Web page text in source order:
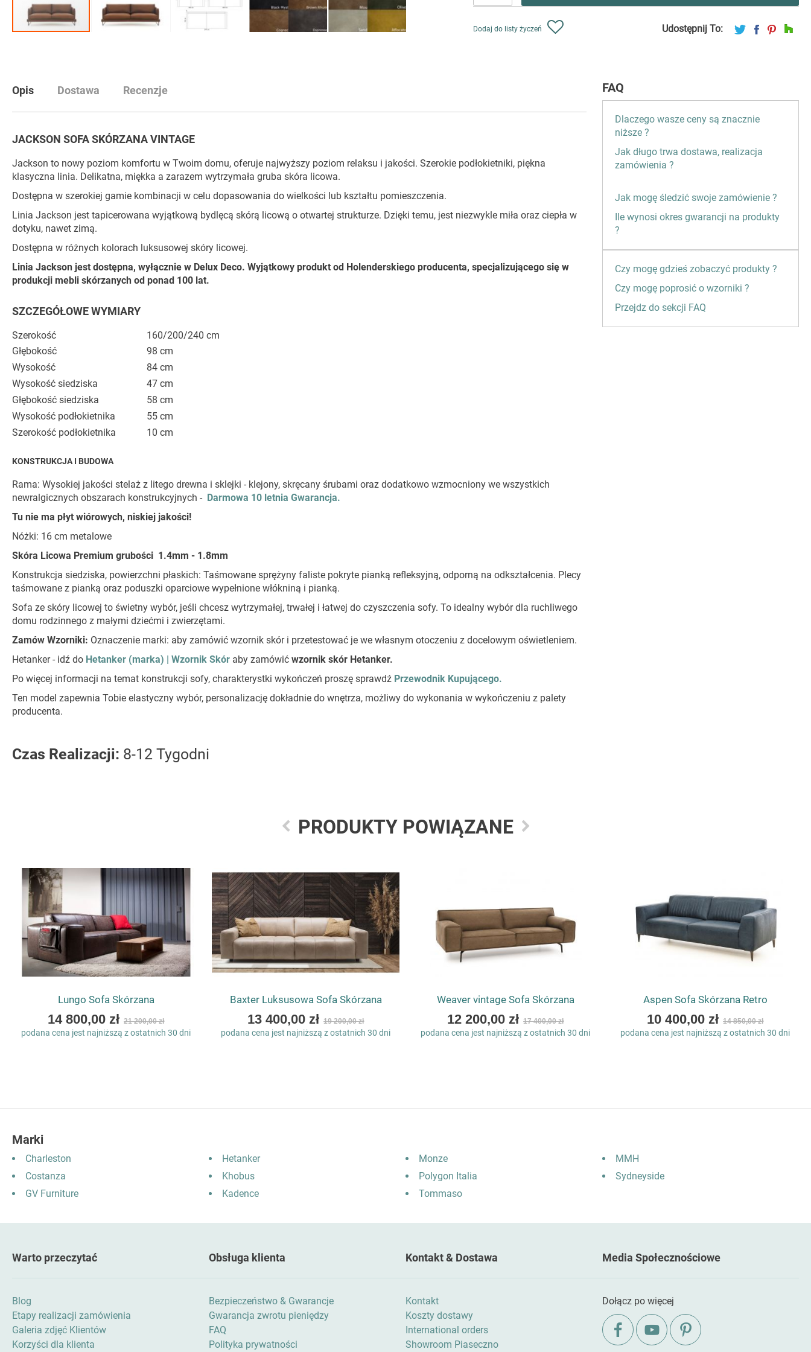
Dodaj do listy życzeń Udostępnij To:
Opis
JACKSON SOFA SKÓRZANA VINTAGE
Jackson to nowy poziom komfortu w Twoim domu, oferuje najwyższy poziom relaksu i jakości. Szerokie podłokietniki, piękna
klasyczna linia. Delikatna, miękka a zarazem wytrzymała gruba skóra licowa.
Dostępna w szerokiej gamie kombinacji w celu dopasowania do wielkości lub kształtu pomieszczenia.
Linia Jackson jest tapicerowana wyjątkową bydlęcą skórą licową o otwartej strukturze. Dzięki temu, jest niezwykle miła oraz ciepła w
dotyku, nawet zimą.
Dostępna w różnych kolorach luksusowej skóry licowej.
Linia Jackson jest dostępna, wyłącznie w Delux Deco. Wyjątkowy produkt od Holenderskiego producenta, specjalizującego się w
produkcji mebli skórzanych od ponad 100 lat.
SZCZEGÓŁOWE WYMIARY
Szerokość
160/200/240 cm
Głębokość
98 cm
Wysokość
84 cm
Wysokość siedziska
47 cm
Głębokość siedziska
58 cm
Wysokość podłokietnika
55 cm
Szerokość podłokietnika
10 cm
KONSTRUKCJA I BUDOWA
Rama: Wysokiej jakości stelaż z litego drewna i sklejki - klejony, skręcany śrubami oraz dodatkowo wzmocniony we wszystkich
newralgicznych obszarach konstrukcyjnych - Darmowa 10 letnia Gwarancja.
Tu nie ma płyt wiórowych, niskiej jakości!
Nóżki: 16 cm metalowe
Skóra Licowa Premium grubości 1.4mm - 1.8mm
Konstrukcja siedziska, powierzchni płaskich: Taśmowane sprężyny faliste pokryte pianką refleksyjną, odporną na odkształcenia. Plecy
taśmowane z pianką oraz poduszki oparciowe wypełnione włókniną i pianką.
Sofa ze skóry licowej to świetny wybór, jeśli chcesz wytrzymałej, trwałej i łatwej do czyszczenia sofy. To idealny wybór dla ruchliwego
domu rodzinnego z małymi dziećmi i zwierzętami.
Zamów Wzorniki: Oznaczenie marki: aby zamówić wzornik skór i przetestować je we własnym otoczeniu z docelowym oświetleniem.
Hetanker - idź do Hetanker (marka) | Wzornik Skór aby zamówić wzornik skór Hetanker.
Po więcej informacji na temat konstrukcji sofy, charakterystki wykończeń proszę sprawdź Przewodnik Kupującego.
Ten model zapewnia Tobie elastyczny wybór, personalizację dokładnie do wnętrza, możliwy do wykonania w wykończeniu z palety
producenta.
Czas Realizacji: 8-12 Tygodni
Dostawa Recenzje FAQ
Dlaczego wasze ceny są znacznie
niższe ?
Jak długo trwa dostawa, realizacja
zamówienia ?
Jak mogę śledzić swoje zamówienie ?
Ile wynosi okres gwarancji na produkty
?
Czy mogę gdzieś zobaczyć produkty ?
Czy mogę poprosić o wzorniki ?
Przejdz do sekcji FAQ
PRODUKTY POWIĄZANE
Lungo Sofa Skórzana
As
low
14 800,00 zł 21 200,00 zł
podana cena jest najniższą z ostatnich 30 dni
Baxter Luksusowa Sofa Skórzana
As
low
13 400,00 zł 19 200,00 zł
podana cena jest najniższą z ostatnich 30 dni
Weaver vintage Sofa Skórzana
As
low
12 200,00 zł 17 400,00 zł
podana cena jest najniższą z ostatnich 30 dni
Aspen Sofa Skórzana Retro
As
low
10 400,00 zł 14 850,00 zł
podana cena jest najniższą z ostatnich 30 dni
Marki
Charleston
Costanza
GV Furniture
Hetanker
Khobus
Kadence
Monze
Polygon Italia
Tommaso
MMH
Sydneyside
Warto przeczytać
Blog
Etapy realizacji zamówienia
Galeria zdjęć Klientów
Korzyści dla klienta
Obsługa klienta
Bezpieczeństwo & Gwarancje
Gwarancja zwrotu pieniędzy
FAQ
Polityka prywatności
Kontakt & Dostawa
Kontakt
Koszty dostawy
International orders
Showroom Piaseczno
Media Społecznościowe
Dołącz po więcej